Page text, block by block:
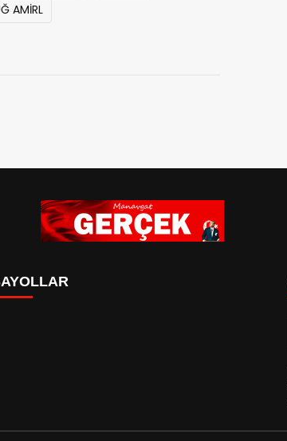
AMİRL